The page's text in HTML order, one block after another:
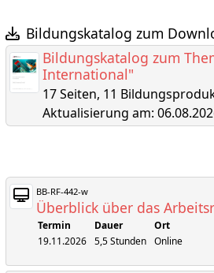
Bildungskatalog zum
Bildungskatalog zum
International"
17 Seiten, 11
Aktualisierung am:
BB-RF-442-w
Überblick über das
Termin Dauer
Ort
19.11.2026
5,5 Stunden Online